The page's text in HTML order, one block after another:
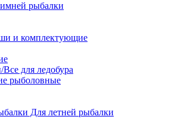
рыбалки
и комплектующие
для ледобура
рыболовные
Для летней рыбалки